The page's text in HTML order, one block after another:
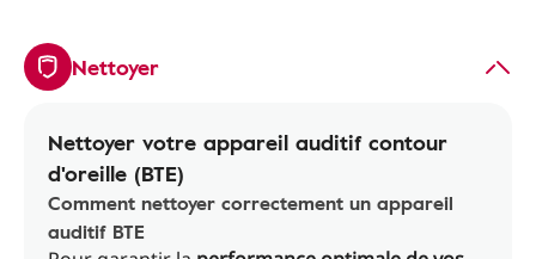
Nettoyer
Nettoyer votre appareil auditif contour
d'oreille (BTE)
Comment nettoyer correctement un appareil
auditif BTE